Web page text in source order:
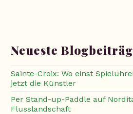
Neueste
Sainte-Croix: Wo einst
jetzt die Künstler
Per Stand-up-Paddle auf
Flusslandschaft